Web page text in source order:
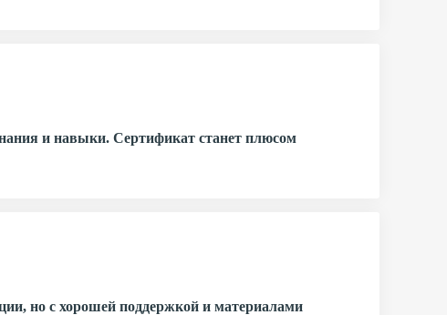
и навыки. Сертификат станет плюсом
но с хорошей поддержкой и материалами